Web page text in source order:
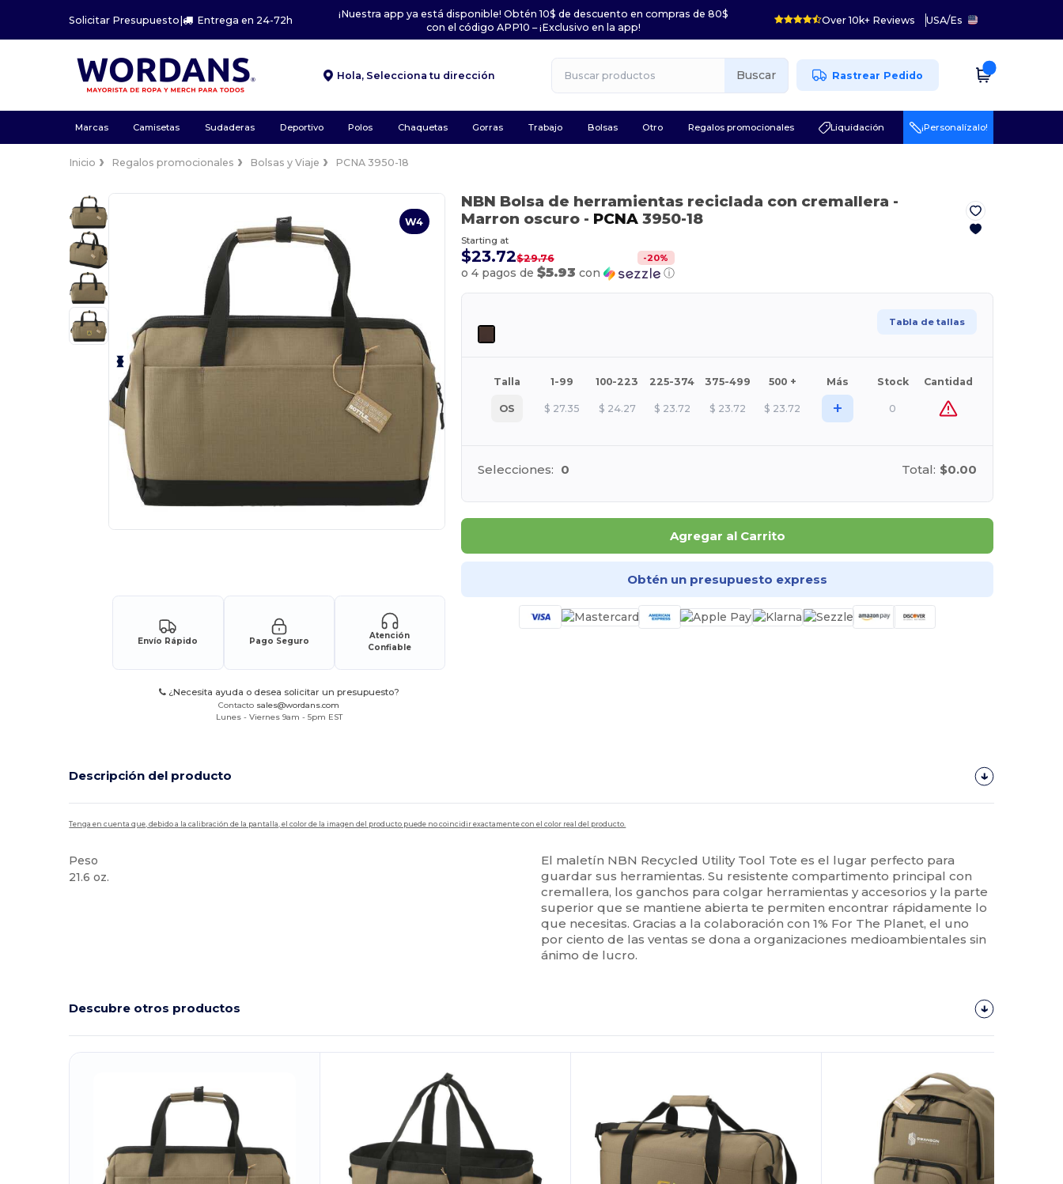
Solicitar Presupuesto| Entrega en 24-72h
¡Nuestra app ya está disponible! Obtén 10$ de descuento en compras de 80$
con el código APP10 – ¡Exclusivo en la app!
Over 10k+ Reviews USA/Es
Hola, Selecciona tu dirección Buscar Rastrear Pedido
Marcas Camisetas Sudaderas Deportivo Polos Chaquetas Gorras Trabajo Bolsas Otro Regalos promocionales Liquidación ¡Personalízalo!
Inicio Regalos promocionales Bolsas y Viaje PCNA 3950-18
W4
Envío Rápido Pago Seguro
Atención
Confiable
¿Necesita ayuda o desea solicitar un presupuesto?
Contacto sales@wordans.com
Lunes - Viernes 9am - 5pm EST
NBN Bolsa de herramientas reciclada con cremallera -
Marron oscuro- PCNA3950-18
Starting at
$23.72$29.76 -20%
o 4 pagos de $5.93 con ⓘ
Tabla de tallas
Talla 1-99 100-223 225-374 375-499 500 + Más Stock Cantidad
OS $ 27.35 $ 24.27 $ 23.72 $ 23.72 $ 23.72 + 0
Selecciones: 0 Total: $0.00
Agregar al Carrito
Obtén un presupuesto express
Descripción del producto
Tenga en cuenta que, debido a la calibración de la pantalla, el color de la imagen del producto puede no coincidir exactamente con el color real del producto.
Peso
21.6 oz.
El maletín NBN Recycled Utility Tool Tote es el lugar perfecto para
guardar sus herramientas. Su resistente compartimento principal con
cremallera, los ganchos para colgar herramientas y accesorios y la parte
superior que se mantiene abierta te permiten encontrar rápidamente lo
que necesitas. Gracias a la colaboración con 1% For The Planet, el uno
por ciento de las ventas se dona a organizaciones medioambientales sin
ánimo de lucro.
Descubre otros productos